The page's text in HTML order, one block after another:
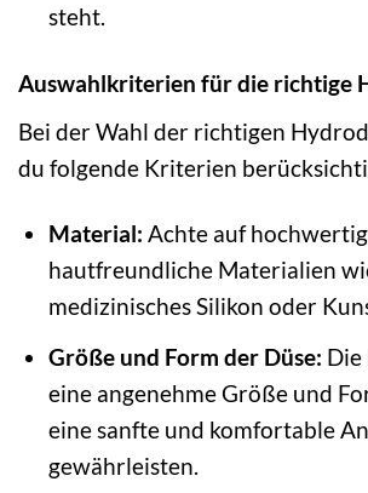
steht.
Auswahlkriterien für die richtige
Bei der Wahl der richtigen
du folgende Kriterien
Material: Achte auf
hautfreundliche Materialien
medizinisches Silikon oder
Größe und Form der Düse: Die
eine angenehme Größe und
eine sanfte und komfortable
gewährleisten.